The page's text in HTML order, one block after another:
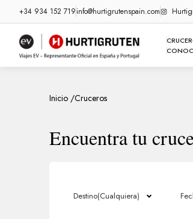
+34 934 152 719info@hurtigrutenspain.com
Inicio /Cruceros
Encuentra tu